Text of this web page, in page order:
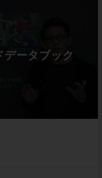
データブック